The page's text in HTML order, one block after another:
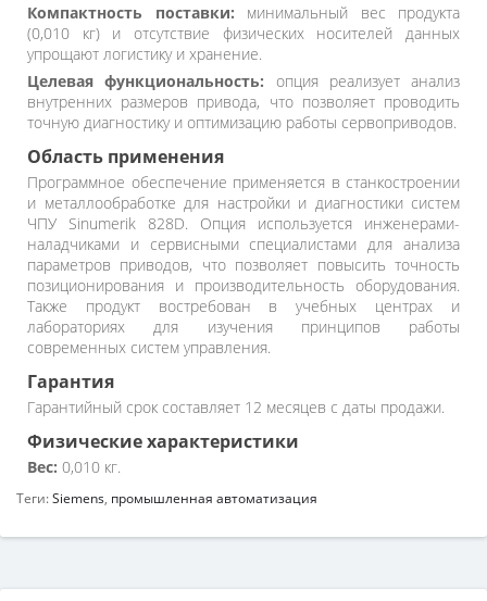
Компактность поставки: минимальный вес продукта
(0,010 кг) и отсутствие физических носителей данных
упрощают логистику и хранение.
Целевая функциональность: опция реализует анализ
внутренних размеров привода, что позволяет проводить
точную диагностику и оптимизацию работы сервоприводов.
Область применения
Программное обеспечение применяется в станкостроении
и металлообработке для настройки и диагностики систем
ЧПУ Sinumerik 828D. Опция используется инженерами-
наладчиками и сервисными специалистами для анализа
параметров приводов, что позволяет повысить точность
позиционирования и производительность оборудования.
Также продукт востребован в учебных центрах и
лабораториях для изучения принципов работы
современных систем управления.
Гарантия
Гарантийный срок составляет 12 месяцев с даты продажи.
Физические характеристики
Вес: 0,010 кг.
Теги:Siemens, промышленная автоматизация